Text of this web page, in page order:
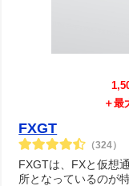
＋最
FXGT
（324）
FXGTは、FXと仮想
所となっているのが